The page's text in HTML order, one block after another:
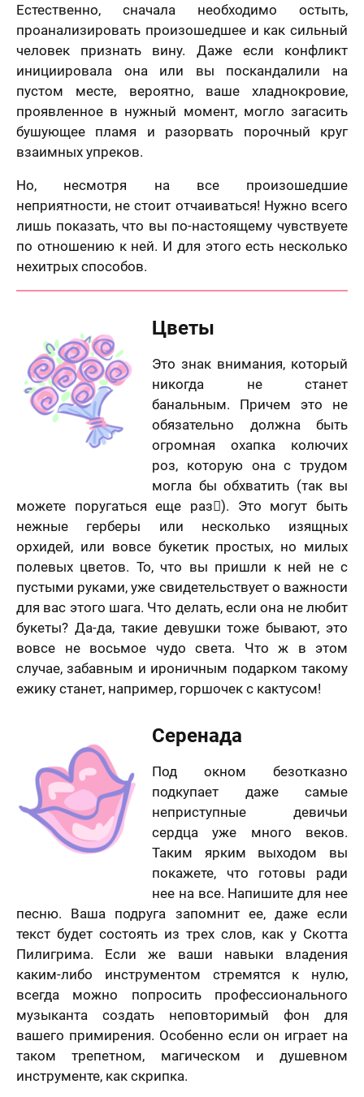
Естественно, сначала необходимо остыть,
проанализировать произошедшее и как сильный
человек признать вину. Даже если конфликт
инициировала она или вы поскандалили на
пустом месте, вероятно, ваше хладнокровие,
проявленное в нужный момент, могло загасить
бушующее пламя и разорвать порочный круг
взаимных упреков.
Но, несмотря на все произошедшие
неприятности, не стоит отчаиваться! Нужно всего
лишь показать, что вы по-настоящему чувствуете
по отношению к ней. И для этого есть несколько
нехитрых способов.
Цветы
Это знак внимания, который
никогда не станет
банальным. Причем это не
обязательно должна быть
огромная охапка колючих
роз, которую она с трудом
могла бы обхватить (так вы
можете поругаться еще раз). Это могут быть
нежные герберы или несколько изящных
орхидей, или вовсе букетик простых, но милых
полевых цветов. То, что вы пришли к ней не с
пустыми руками, уже свидетельствует о важности
для вас этого шага. Что делать, если она не любит
букеты? Да-да, такие девушки тоже бывают, это
вовсе не восьмое чудо света. Что ж в этом
случае, забавным и ироничным подарком такому
ежику станет, например, горшочек с кактусом!
Серенада
Под окном безотказно
подкупает даже самые
неприступные девичьи
сердца уже много веков.
Таким ярким выходом вы
покажете, что готовы ради
нее на все. Напишите для нее
песню. Ваша подруга запомнит ее, даже если
текст будет состоять из трех слов, как у Скотта
Пилигрима. Если же ваши навыки владения
каким-либо инструментом стремятся к нулю,
всегда можно попросить профессионального
музыканта создать неповторимый фон для
вашего примирения. Особенно если он играет на
таком трепетном, магическом и душевном
инструменте, как скрипка.